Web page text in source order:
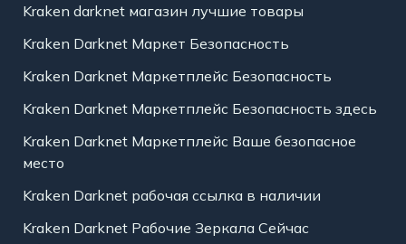
Kraken darknet магазин лучшие товары
Kraken Darknet Маркет Безопасность
Kraken Darknet Маркетплейс Безопасность
Kraken Darknet Маркетплейс Безопасность здесь
Kraken Darknet Маркетплейс Ваше безопасное
место
Kraken Darknet рабочая ссылка в наличии
Kraken Darknet Рабочие Зеркала Сейчас